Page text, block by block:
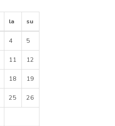
la su
4 5
11 12
18 19
25 26